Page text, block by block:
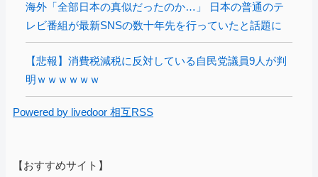
海外「全部日本の真似だったのか…」 日本の普通のテ
レビ番組が最新SNSの数十年先を行っていたと話題に
【悲報】消費税減税に反対している自民党議員9人が判
明ｗｗｗｗｗｗ
Powered by livedoor 相互RSS
【おすすめサイト】